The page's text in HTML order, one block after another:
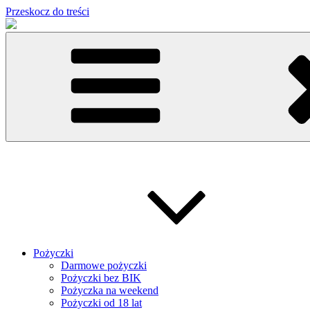
Przeskocz do treści
Pożyczki
Darmowe pożyczki
Pożyczki bez BIK
Pożyczka na weekend
Pożyczki od 18 lat